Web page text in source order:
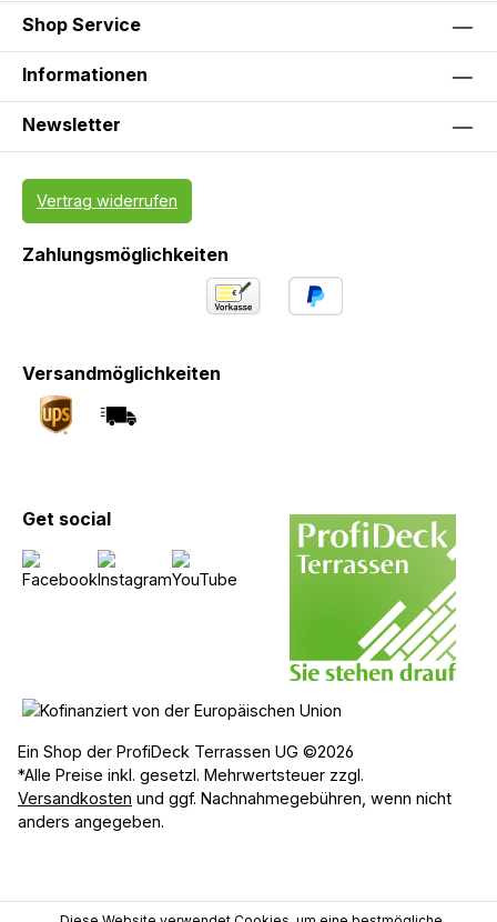
Shop Service
Informationen
Newsletter
Vertrag widerrufen
Zahlungsmöglichkeiten
Versandmöglichkeiten
Get social
Ein Shop der ProfiDeck Terrassen UG ©2026
*Alle Preise inkl. gesetzl. Mehrwertsteuer zzgl.
Versandkosten und ggf. Nachnahmegebühren, wenn nicht
anders angegeben.